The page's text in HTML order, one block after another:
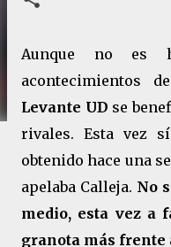
Aunque no es
acontecimientos
Levante UD se
rivales. Esta vez
obtenido hace una
apelaba Calleja. No
medio, esta vez a
granota más frente